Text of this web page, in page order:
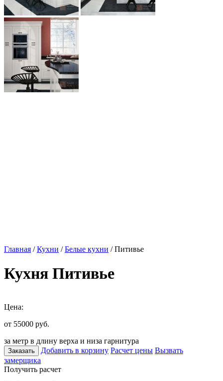
Главная /Кухни /Белые кухни / Питивье
Кухня Питивье
Цена:
от 55000 руб.
за метр в длину верха и низа гарнитура
Заказать Добавить в корзину Расчет цены Вызвать
замерщика
Получить расчет